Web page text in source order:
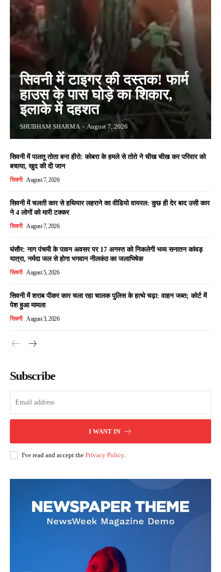
सिवनी में टाइगर की दस्तक! फार्म
हाउस के पास घोड़े का शिकार,
इलाके में दहशत
SHUBHAM SHARMA - August 7, 2026
सिवनी में पालतू तोता बना हीरो: कोबरा के हमले से तोते ने चीख चीख कर परिवार को
बचाया, खुद की दी जान
सिवनी August 7, 2026
सिवनी में चलती कार से हथियार लहराने का वीडियो वायरल: कुछ ही देर बाद उसी कार
ने 4 लोगों को मारी टक्कर
सिवनी August 7, 2026
घंसौर: नाग पंचमी के पावन अवसर पर 17 अगस्त को निकलेगी भव्य सनातन कांवड़
यात्रा, नर्मदा जल से होगा भगवान नीलकंठ का जलाभिषेक
सिवनी August 5, 2026
सिवनी में शराब पीकर कार चला रहा चालक पुलिस के हत्थे चढ़ा: वाहन जब्त; कोर्ट में
पेश हुआ मामला
सिवनी August 3, 2026
Subscribe
I WANT IN
I've read and accept the Privacy Policy.